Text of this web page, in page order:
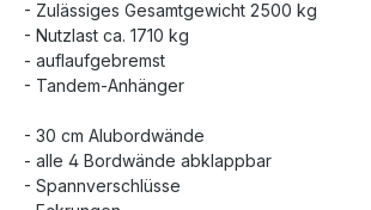
- Zulässiges Gesamtgewicht 2500 kg
- Nutzlast ca. 1710 kg
- auflaufgebremst
- Tandem-Anhänger
- 30 cm Alubordwände
- alle 4 Bordwände abklappbar
- Spannverschlüsse